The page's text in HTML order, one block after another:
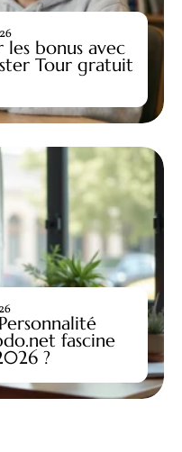
bonus avec
Tour gratuit
fascine
?